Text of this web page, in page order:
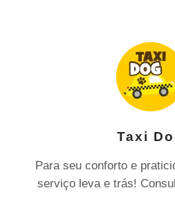
Taxi
Para seu conforto e
serviço leva e trás!